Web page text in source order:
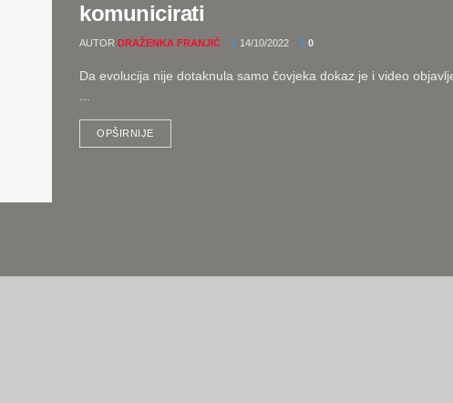
komunicirati
AUTOR DRAŽENKA FRANJIĆ 14/10/2022 0
Da evolucija nije dotaknula samo čovjeka dokaz je i video
OPŠIRNIJE